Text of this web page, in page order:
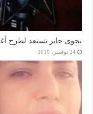
نجوى جابر تستعد لطرح
24 نوفمبر، 2019